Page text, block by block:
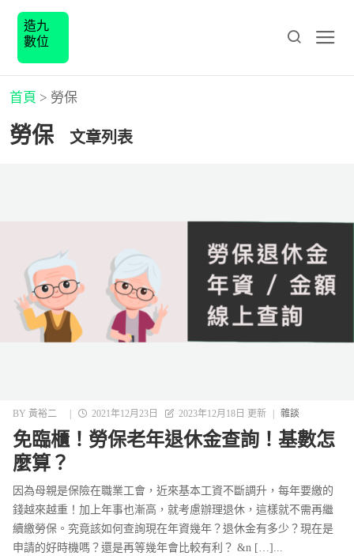
造九
數位
首頁 > 勞保
勞保 文章列表
BY 黃裕二 | 2021年12月23日 2023年12月18日 更新 | 雜談
免臨櫃！勞保老年退休金查詢！基數怎
麼算？
因為母親是保險在職業工會，近來基本工資不斷調升，每年要繳的
錢越來越重！加上年事也漸高，就考慮辦理退休，這樣就不需再繼
續繳勞保。究竟該如何查詢現在年資幾年？退休金有多少？現在是
申請的好時機嗎？還是再等幾年會比較有利？ &n […]...